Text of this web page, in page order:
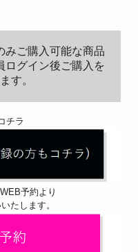
みご購入可能な商品
ログイン後ご購入を
す。
チラ
予約より
たします。